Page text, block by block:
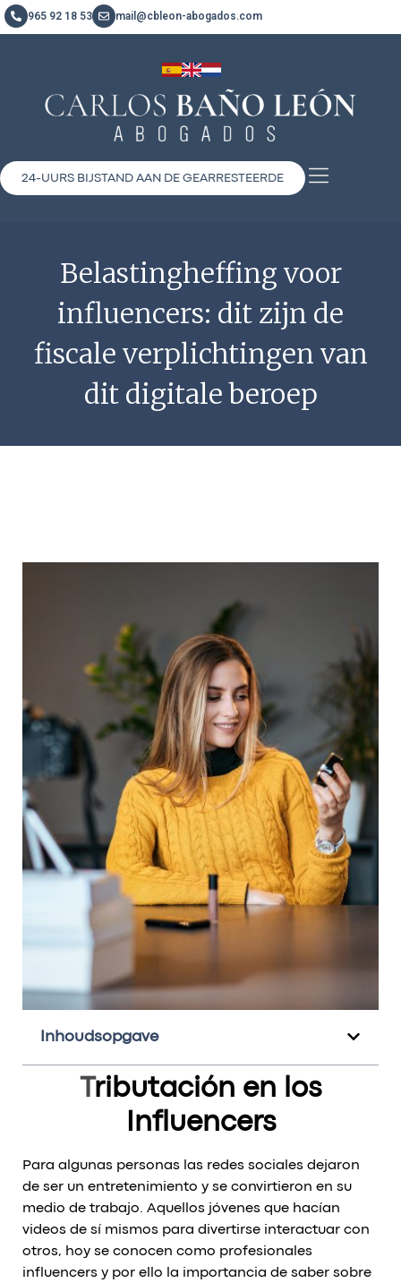
965 92 18 53 mail@cbleon-abogados.com
24-UURS BIJSTAND AAN DE GEARRESTEERDE
Belastingheffing voor
influencers: dit zijn de
fiscale verplichtingen van
dit digitale beroep
Inhoudsopgave
ributación en los
Influencers
Para algunas personas las redes sociales dejaron
de ser un entretenimiento y se convirtieron en su
medio de trabajo. Aquellos jóvenes que hacían
videos de sí mismos para divertirse interactuar con
otros, hoy se conocen como profesionales
influencers y por ello la importancia de saber sobre